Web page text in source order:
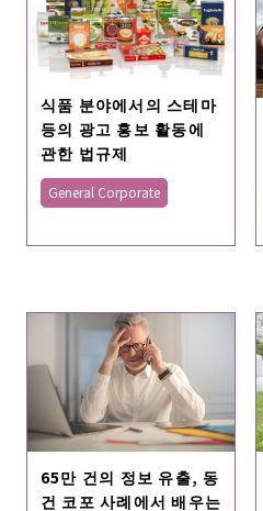
식품 분야에서의 스테마
등의 광고 홍보 활동에
관한 법규제
General Corporate
65만 건의 정보 유출, 동
건 코포 사례에서 배우는